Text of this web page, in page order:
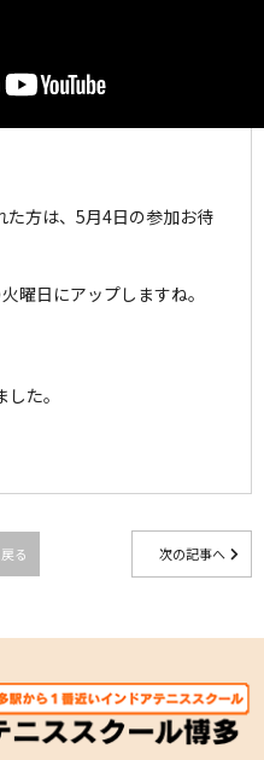
た方は、5月4日の参加お待
曜日にアップしますね。
た。
る 次の記事へ